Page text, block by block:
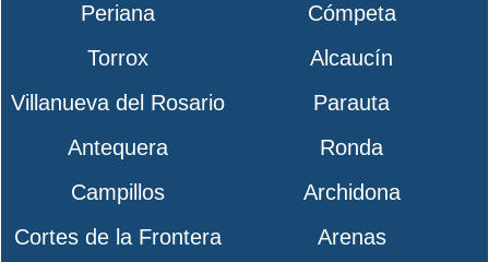
Periana
Cómpeta
Torrox
Alcaucín
Villanueva del Rosario
Parauta
Antequera
Ronda
Campillos
Archidona
Cortes de la Frontera
Arenas